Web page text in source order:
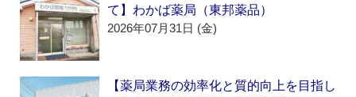
て】わかば薬局（東邦薬品）
2026年07月31日 (金)
【薬局業務の効率化と質的向上を目指し